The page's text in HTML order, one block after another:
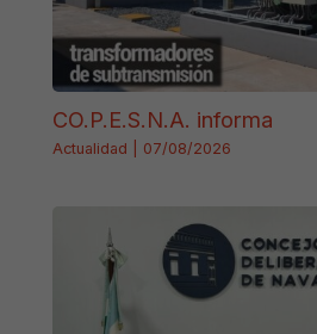
CO.P.E.S.N.A. informa
Actualidad 07/08/2026